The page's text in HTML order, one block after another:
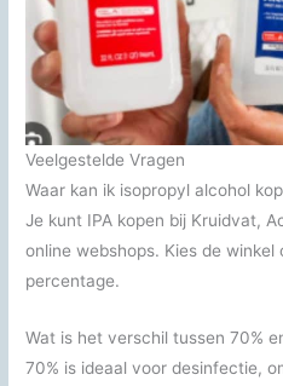
Veelgestelde Vragen
Waar kan ik isopropyl alcohol
Je kunt IPA kopen bij Kruidvat,
online webshops. Kies de winkel
percentage.
Wat is het verschil tussen 70%
70% is ideaal voor desinfectie,